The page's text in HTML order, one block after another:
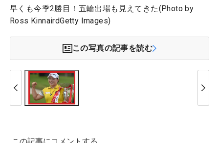
早くも今季2勝目！五輪出場も見えてきた(Photo by
Ross KinnairdGetty Images)
この写真の記事を読む